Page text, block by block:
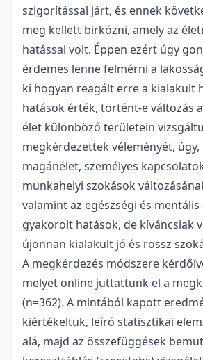
szigorítással járt, és ennek
meg kellett birkózni, amely az
hatással volt. Éppen ezért úgy
érdemes lenne felmérni a
ki hogyan reagált erre a kialakult
hatások érték, történt-e változás
élet különböző területein
megkérdezettek véleményét, úgy,
magánélet, személyes
munkahelyi szokások
valamint az egészségi és
gyakorolt hatások, de kíváncsiak
újonnan kialakult jó és rossz
A megkérdezés módszere
melyet online juttattunk el a
(n=362). A mintából kapott
kiértékeltük, leíró statisztikai
alá, majd az összefüggések